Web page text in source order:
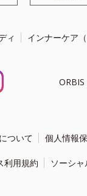
ィ インナーケア（
ORBIS
ついて 個人情報
利用規約 ソーシ